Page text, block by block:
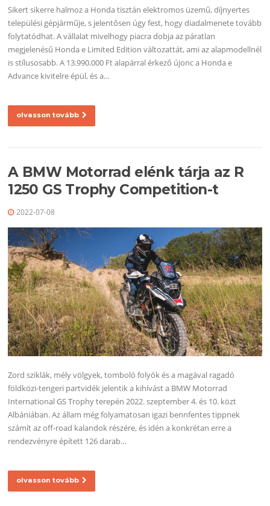
Sikert sikerre halmoz a Honda tisztán elektromos üzemű, díjnyertes
települési gépjárműje, s jelentősen úgy fest, hogy diadalmenete tovább
folytatódhat. A vállalat mivelhogy piacra dobja az páratlan
megjelenésű Honda e Limited Edition változattát, ami az alapmodellnél
is stílusosabb. A 13.990.000 Ft alapárral érkező újonc a Honda e
Advance kivitelre épül, és a…
olvasson tovább
A BMW Motorrad elénk tárja az R
1250 GS Trophy Competition-t
2022-07-08
Zord sziklák, mély völgyek, tomboló folyók és a magával ragadó
földközi-tengeri partvidék jelentik a kihívást a BMW Motorrad
International GS Trophy terepén 2022. szeptember 4. és 10. közt
Albániában. Az állam még folyamatosan igazi bennfentes tippnek
számít az off-road kalandok részére, és idén a konkrétan erre a
rendezvényre épített 126 darab…
olvasson tovább